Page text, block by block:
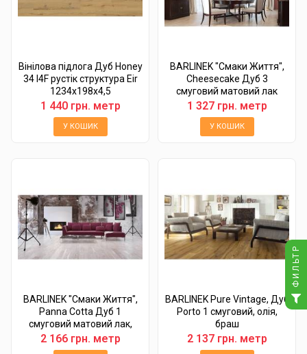
Вінілова підлога Дуб Honey
34 I4F рустік структура Eir
1234х198х4,5
1 440 грн. метр
У КОШИК
BARLINEK "Смаки Життя",
Cheesecake Дуб 3
смуговий матовий лак
white-wash, FAMILY
1 327 грн. метр
У КОШИК
BARLINEK "Смаки Життя",
Panna Cotta Дуб 1
смуговий матовий лак,
брошурований, FAMILY
2 166 грн. метр
BARLINEK Pure Vintage, Дуб
Porto 1 смуговий, олія,
браш
2 137 грн. метр
ФИЛЬТР